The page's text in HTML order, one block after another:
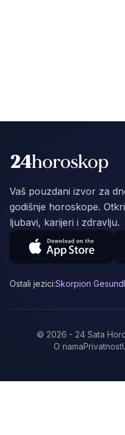
Vaš pouzdani izvor za
godišnje horoskope.
ljubavi, karijeri i zdravlju.
Ostali jezici:Skorpion
© 2026 - 24 Sata
O namaPrivatnost